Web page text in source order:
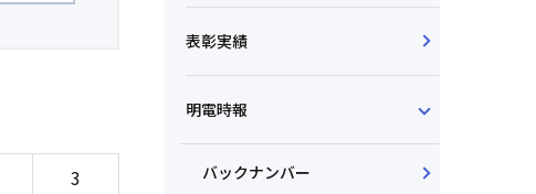
3
表彰実績
明電時報
バックナンバー